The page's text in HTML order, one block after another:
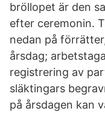
bröllopet är den
efter ceremonin.
nedan på
årsdag;
registrering av
släktingars
på årsdagen kan